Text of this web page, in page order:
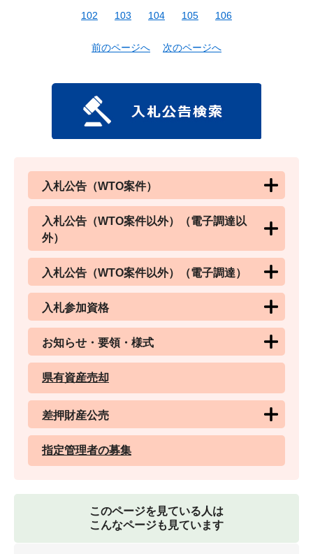
102
103 104 105 106
前のページへ 次のページへ
入札公告（WTO案件）
入札公告（WTO案件以外）（電子調達以
外）
入札公告（WTO案件以外）（電子調達）
入札参加資格
お知らせ・要領・様式
県有資産売却
差押財産公売
指定管理者の募集
このページを見ている人は
こんなページも見ています